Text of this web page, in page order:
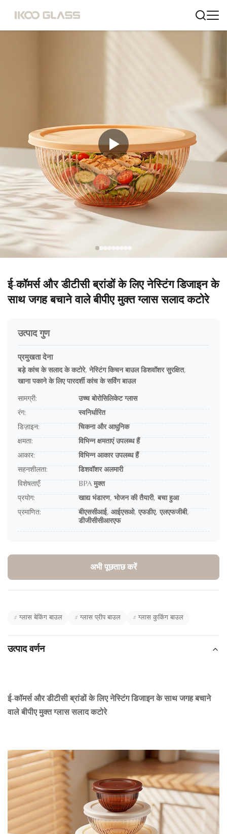
ई-कॉमर्स और डीटीसी ब्रांडों के लिए नेस्टिंग डिजाइन के
साथ जगह बचाने वाले बीपीए मुक्त ग्लास सलाद कटोरे
उत्पाद गुण
प्रमुखता देना
बड़े कांच के सलाद के कटोरे, नेस्टिंग किचन बाउल डिशवॉशर सुरक्षित,
खाना पकाने के लिए पारदर्शी कांच के सर्विंग बाउल
सामग्री:
उच्च बोरोसिलिकेट ग्लास
रंग:
स्वनिर्धारित
डिज़ाइन:
चिकना और आधुनिक
क्षमता:
विभिन्न क्षमताएं उपलब्ध हैं
आकार:
विभिन्न आकार उपलब्ध हैं
सहनशीलता:
डिशवॉशर अलमारी
विशेषताएँ:
BPA मुक्त
प्रयोग:
खाद्य भंडारण, भोजन की तैयारी, बचा हुआ
प्रमाणित:
बीएससीआई, आईएसओ, एफडीए, एलएफजीबी,
डीजीसीसीआरएफ
अभी पूछताछ करें
# ग्लास बेकिंग बाउल # ग्लास प्रीप बाउल # ग्लास कुकिंग बाउल
उत्पाद वर्णन
ई-कॉमर्स और डीटीसी ब्रांडों के लिए नेस्टिंग डिजाइन के साथ जगह बचाने
वाले बीपीए मुक्त ग्लास सलाद कटोरे